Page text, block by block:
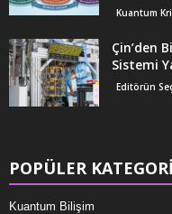
Kuantum
Çin’den
Sistemi
Editörün
POPÜLER
Kuantum Bilişim